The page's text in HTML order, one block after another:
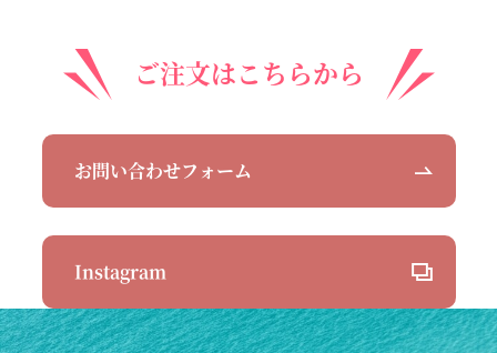
お問い合わせフォーム
Instagram